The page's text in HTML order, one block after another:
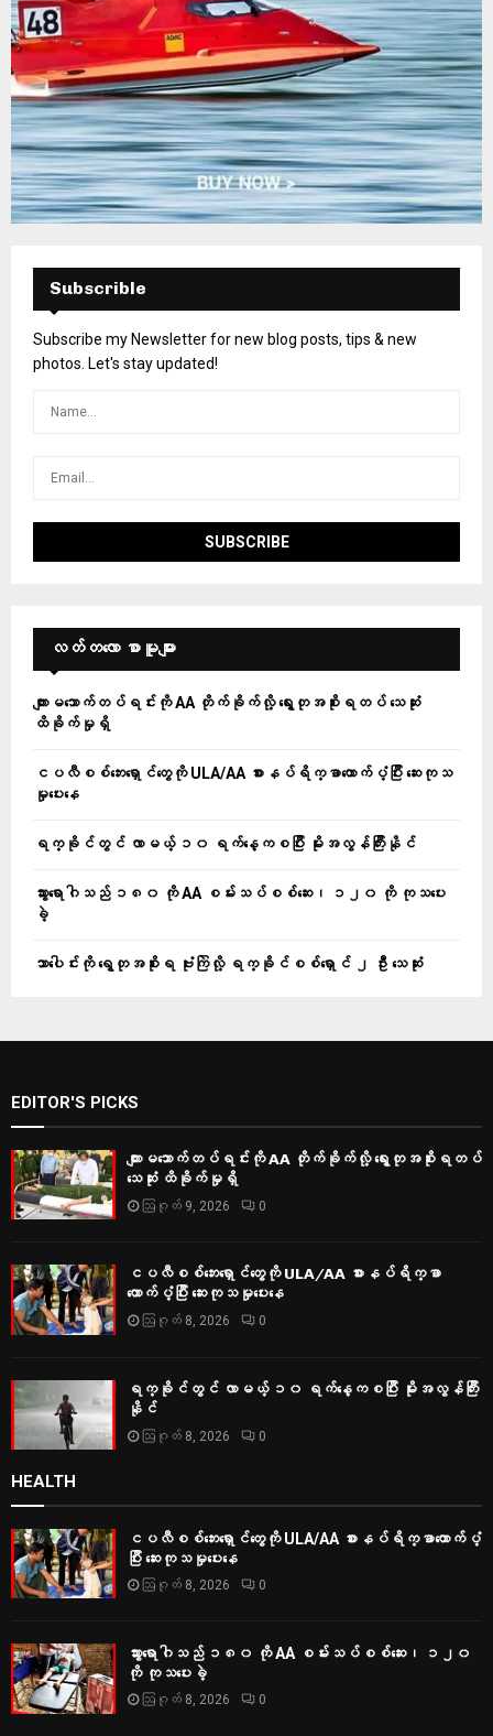
Subscrible
Subscribe my Newsletter for new blog posts, tips & new
photos. Let's stay updated!
လတ်တ‌လော စာမူများ
ကျားမသောက်တပ်ရင်းကို AA တိုက်ခိုက်လို့ ရွေးတုအစိုးရတပ် သေဆုံး
ထိခိုက်မှုရှိ
ငပလီစစ်ဘေးရှောင်တွေကို ULA/AA စားနပ်ရိက္ခာထောက်ပံ့ပြီး ဆေးကုသ
မှုပေးနေ
ရက္ခိုင်တွင် လာမယ့် ၁၀ ရက်နေ့ကစပြီး မိုးအလွန်ကြီးနိုင်
သွားရောဂါသည် ၁၈၀ ကို AA စမ်းသပ်စစ်ဆေး၊ ၁၂၀ ကို ကုသပေး
ခဲ့
သာပေါင်းကို ရွေတုအစိုးရ ဗုံးကြဲလို့ ရက္ခိုင်စစ်ရှောင် ၂ ဦး သေဆုံး
EDITOR'S PICKS
ကျားမသောက်တပ်ရင်းကို AA တိုက်ခိုက်လို့ ရွေးတုအစိုးရတပ်
သေဆုံး ထိခိုက်မှုရှိ
ဩဂုတ် 9, 2026 0
ငပလီစစ်ဘေးရှောင်တွေကို ULA/AA စားနပ်ရိက္ခာ
ထောက်ပံ့ပြီး ဆေးကုသမှုပေးနေ
ဩဂုတ် 8, 2026 0
ရက္ခိုင်တွင် လာမယ့် ၁၀ ရက်နေ့ကစပြီး မိုးအလွန်ကြီး
နိုင်
ဩဂုတ် 8, 2026 0
HEALTH
ငပလီစစ်ဘေးရှောင်တွေကို ULA/AA စားနပ်ရိက္ခာထောက်ပံ့
ပြီး ဆေးကုသမှုပေးနေ
ဩဂုတ် 8, 2026 0
သွားရောဂါသည် ၁၈၀ ကို AA စမ်းသပ်စစ်ဆေး၊ ၁၂၀
ကို ကုသပေးခဲ့
ဩဂုတ် 8, 2026 0